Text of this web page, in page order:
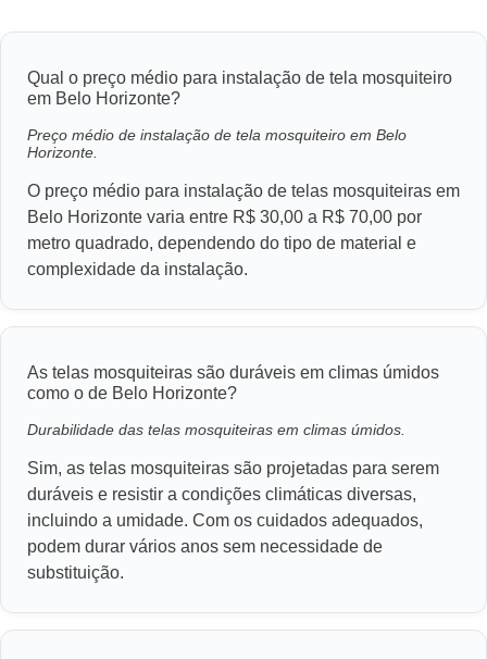
Qual o preço médio para instalação de tela mosquiteiro
em Belo Horizonte?
Preço médio de instalação de tela mosquiteiro em Belo
Horizonte.
O preço médio para instalação de telas mosquiteiras em
Belo Horizonte varia entre R$ 30,00 a R$ 70,00 por
metro quadrado, dependendo do tipo de material e
complexidade da instalação.
As telas mosquiteiras são duráveis em climas úmidos
como o de Belo Horizonte?
Durabilidade das telas mosquiteiras em climas úmidos.
Sim, as telas mosquiteiras são projetadas para serem
duráveis e resistir a condições climáticas diversas,
incluindo a umidade. Com os cuidados adequados,
podem durar vários anos sem necessidade de
substituição.